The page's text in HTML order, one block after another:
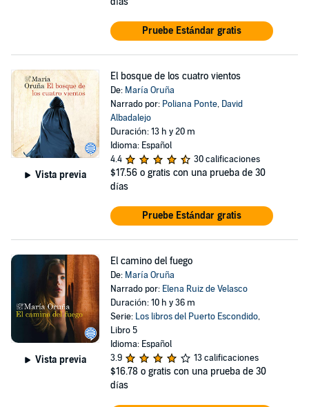
Pruebe Estándar gratis
Vista previa
El bosque de los cuatro vientos
De: María Oruña
Narrado por: Poliana Ponte, David
Albadalejo
Duración: 13 h y 20 m
Idioma: Español
4.4
30 calificaciones
$17.56 o gratis con una prueba de 30
días
Pruebe Estándar gratis
Vista previa
El camino del fuego
De: María Oruña
Narrado por: Elena Ruiz de Velasco
Duración: 10 h y 36 m
Serie: Los libros del Puerto Escondido,
Libro 5
Idioma: Español
3.9
13 calificaciones
$16.78 o gratis con una prueba de 30
días